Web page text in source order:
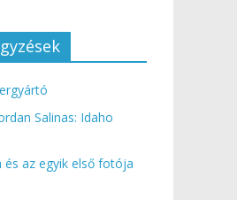
Salinas: Idaho
és az egyik első fotója